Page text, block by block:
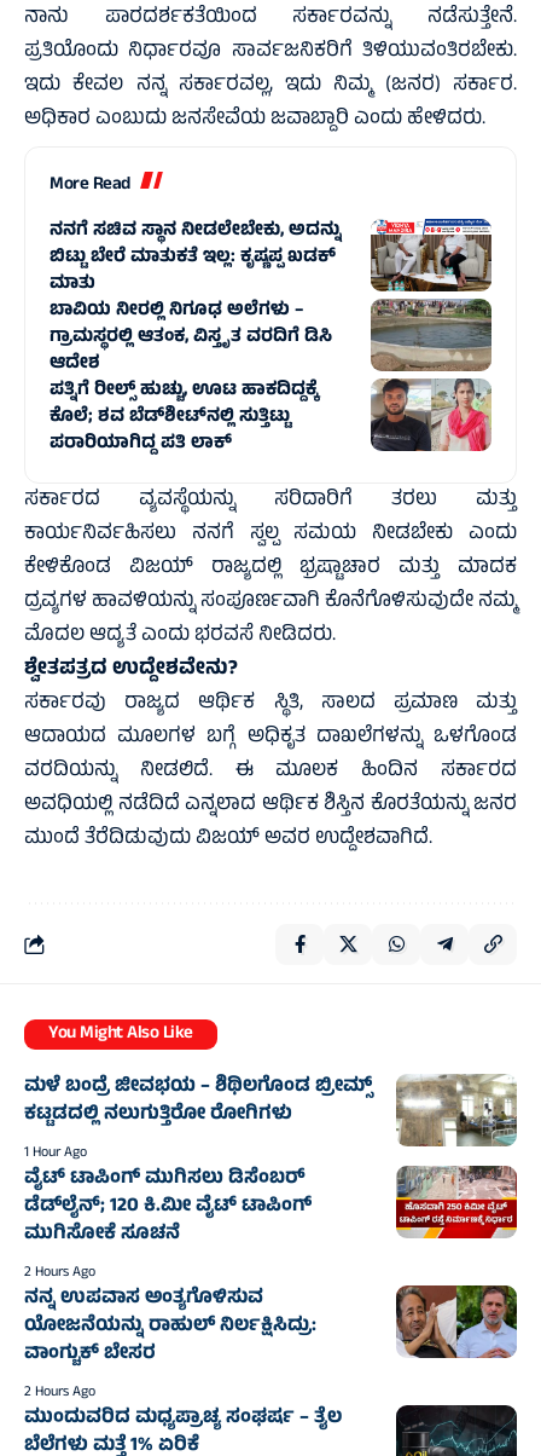
ನಾನು ಪಾರದರ್ಶಕತೆಯಿಂದ ಸರ್ಕಾರವನ್ನು ನಡೆಸುತ್ತೇನೆ.
ಪ್ರತಿಯೊಂದು ನಿರ್ಧಾರವೂ ಸಾರ್ವಜನಿಕರಿಗೆ ತಿಳಿಯುವಂತಿರಬೇಕು.
ಇದು ಕೇವಲ ನನ್ನ ಸರ್ಕಾರವಲ್ಲ, ಇದು ನಿಮ್ಮ (ಜನರ) ಸರ್ಕಾರ.
ಅಧಿಕಾರ ಎಂಬುದು ಜನಸೇವೆಯ ಜವಾಬ್ದಾರಿ ಎಂದು ಹೇಳಿದರು.
More Read
ನನಗೆ ಸಚಿವ ಸ್ಥಾನ ನೀಡಲೇಬೇಕು, ಅದನ್ನು
ಬಿಟ್ಟು ಬೇರೆ ಮಾತುಕತೆ ಇಲ್ಲ: ಕೃಷ್ಣಪ್ಪ ಖಡಕ್‌
ಮಾತು
ಬಾವಿಯ ನೀರಲ್ಲಿ ನಿಗೂಢ ಅಲೆಗಳು –
ಗ್ರಾಮಸ್ಥರಲ್ಲಿ ಆತಂಕ, ವಿಸ್ತೃತ ವರದಿಗೆ ಡಿಸಿ
ಆದೇಶ
ಪತ್ನಿಗೆ ರೀಲ್ಸ್ ಹುಚ್ಚು, ಊಟ ಹಾಕದಿದ್ದಕ್ಕೆ
ಕೊಲೆ; ಶವ ಬೆಡ್‌ಶೀಟ್‌ನಲ್ಲಿ ಸುತ್ತಿಟ್ಟು
ಪರಾರಿಯಾಗಿದ್ದ ಪತಿ ಲಾಕ್‌
ಸರ್ಕಾರದ ವ್ಯವಸ್ಥೆಯನ್ನು ಸರಿದಾರಿಗೆ ತರಲು ಮತ್ತು
ಕಾರ್ಯನಿರ್ವಹಿಸಲು ನನಗೆ ಸ್ವಲ್ಪ ಸಮಯ ನೀಡಬೇಕು ಎಂದು
ಕೇಳಿಕೊಂಡ ವಿಜಯ್‌ ರಾಜ್ಯದಲ್ಲಿ ಭ್ರಷ್ಟಾಚಾರ ಮತ್ತು ಮಾದಕ
ದ್ರವ್ಯಗಳ ಹಾವಳಿಯನ್ನು ಸಂಪೂರ್ಣವಾಗಿ ಕೊನೆಗೊಳಿಸುವುದೇ ನಮ್ಮ
ಮೊದಲ ಆದ್ಯತೆ ಎಂದು ಭರವಸೆ ನೀಡಿದರು.
ಶ್ವೇತಪತ್ರದ ಉದ್ದೇಶವೇನು?
ಸರ್ಕಾರವು ರಾಜ್ಯದ ಆರ್ಥಿಕ ಸ್ಥಿತಿ, ಸಾಲದ ಪ್ರಮಾಣ ಮತ್ತು
ಆದಾಯದ ಮೂಲಗಳ ಬಗ್ಗೆ ಅಧಿಕೃತ ದಾಖಲೆಗಳನ್ನು ಒಳಗೊಂಡ
ವರದಿಯನ್ನು ನೀಡಲಿದೆ. ಈ ಮೂಲಕ ಹಿಂದಿನ ಸರ್ಕಾರದ
ಅವಧಿಯಲ್ಲಿ ನಡೆದಿದೆ ಎನ್ನಲಾದ ಆರ್ಥಿಕ ಶಿಸ್ತಿನ ಕೊರತೆಯನ್ನು ಜನರ
ಮುಂದೆ ತೆರೆದಿಡುವುದು ವಿಜಯ್ ಅವರ ಉದ್ದೇಶವಾಗಿದೆ.
You Might Also Like
ಮಳೆ ಬಂದ್ರೆ ಜೀವಭಯ – ಶಿಥಿಲಗೊಂಡ ಬ್ರೀಮ್ಸ್
ಕಟ್ಟಡದಲ್ಲಿ ನಲುಗುತ್ತಿರೋ ರೋಗಿಗಳು
1 Hour Ago
ವೈಟ್ ಟಾಪಿಂಗ್ ಮುಗಿಸಲು ಡಿಸೆಂಬರ್
ಡೆಡ್‌ಲೈನ್; 120 ಕಿ.ಮೀ ವೈಟ್ ಟಾಪಿಂಗ್
ಮುಗಿಸೋಕೆ ಸೂಚನೆ
2 Hours Ago
ನನ್ನ ಉಪವಾಸ ಅಂತ್ಯಗೊಳಿಸುವ
ಯೋಜನೆಯನ್ನು ರಾಹುಲ್ ನಿರ್ಲಕ್ಷಿಸಿದ್ರು:
ವಾಂಗ್ಚುಕ್ ಬೇಸರ
2 Hours Ago
ಮುಂದುವರಿದ ಮಧ್ಯಪ್ರಾಚ್ಯ ಸಂಘರ್ಷ – ತೈಲ
ಬೆಲೆಗಳು ಮತ್ತೆ 1% ಏರಿಕೆ